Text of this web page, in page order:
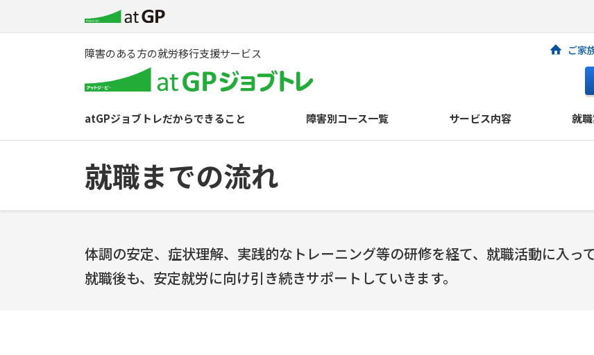
障害のある方の就労移行支援サービス ご家
atGPジョブトレだからできること 障害別コース一覧 サービス内容 就
就職までの流れ
体調の安定、症状理解、実践的なトレーニング等の研修を経て、就職活動に入って
就職後も、安定就労に向け引き続きサポートしていきます。